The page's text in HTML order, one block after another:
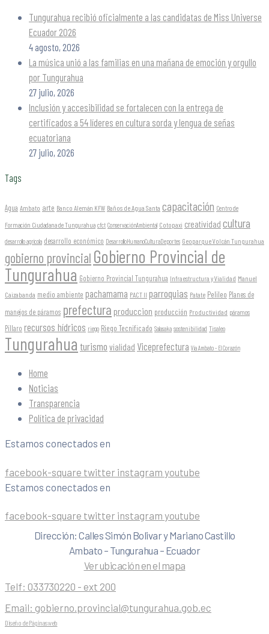
Tungurahua recibió oficialmente a las candidatas de Miss Universe
Ecuador 2026
4 agosto, 2026
La música unió a las familias en una mañana de emoción y orgullo
por Tungurahua
27 julio, 2026
Inclusión y accesibilidad se fortalecen con la entrega de
certificados a 54 líderes en cultura sorda y lengua de señas
ecuatoriana
27 julio, 2026
Tags
Agua Ambato arte Banco Alemán KFW Baños de Agua Santa capacitación Centro de
Formación Ciudadana de Tungurahua cfct ConservaciónAmbiental Cotopaxi creatividad cultura
desarrollo agrícola desarrollo económico DesarrolloHumanoCulturaDeportes Geoparque Volcán Tungurahua
gobierno provincial Gobierno Provincial de
Tungurahua Gobierno Provincial Tungurahua Infraestructura y Vialidad Manuel
Caizabanda medio ambiente pachamama PACT II parroquias Patate Pelileo Planes de
manejos de páramos prefectura produccion producción Productividad páramos
Píllaro recursos hídricos riego Riego Tecnificado Salasaka sostenibilidad Tisaleo
Tungurahua turismo vialidad Viceprefectura Vía Ambato - El Corazón
Home
Noticias
Transparencia
Política de privacidad
Estamos conectados en
facebook-square twitter instagram youtube
Estamos conectados en
facebook-square twitter instagram youtube
Dirección: Calles Simón Bolivar y Mariano Castillo
Ambato – Tungurahua – Ecuador
Ver ubicación en el mapa
Telf: 033730220 - ext 200
Email: gobierno.provincial@tungurahua.gob.ec
Diseño de Páginas web